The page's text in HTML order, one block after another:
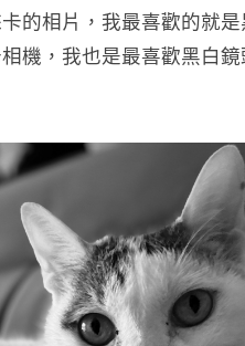
的相片，我最喜歡的就是
機，我也是最喜歡黑白